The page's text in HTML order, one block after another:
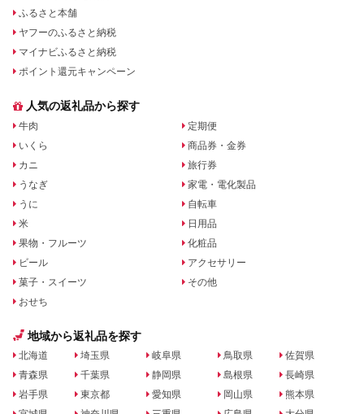
ふるさと本舗
ヤフーのふるさと納税
マイナビふるさと納税
ポイント還元キャンペーン
人気の返礼品から探す
牛肉
いくら
カニ
うなぎ
うに
米
果物・フルーツ
ビール
菓子・スイーツ
おせち
定期便
商品券・金券
旅行券
家電・電化製品
自転車
日用品
化粧品
アクセサリー
その他
地域から返礼品を探す
北海道
青森県
岩手県
埼玉県
千葉県
東京都
岐阜県
静岡県
愛知県
鳥取県
島根県
岡山県
佐賀県
長崎県
熊本県